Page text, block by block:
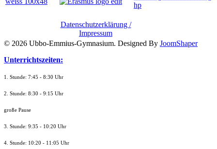
Datenschutzerklärung /
Impressum
© 2026 Ubbo-Emmius-Gymnasium. Designed By JoomShaper
Unterrichtszeiten:
1. Stunde: 7:45 - 8:30 Uhr
2. Stunde: 8:30 - 9:15 Uhr
große Pause
3. Stunde: 9:35 - 10:20 Uhr
4. Stunde: 10:20 - 11:05 Uhr